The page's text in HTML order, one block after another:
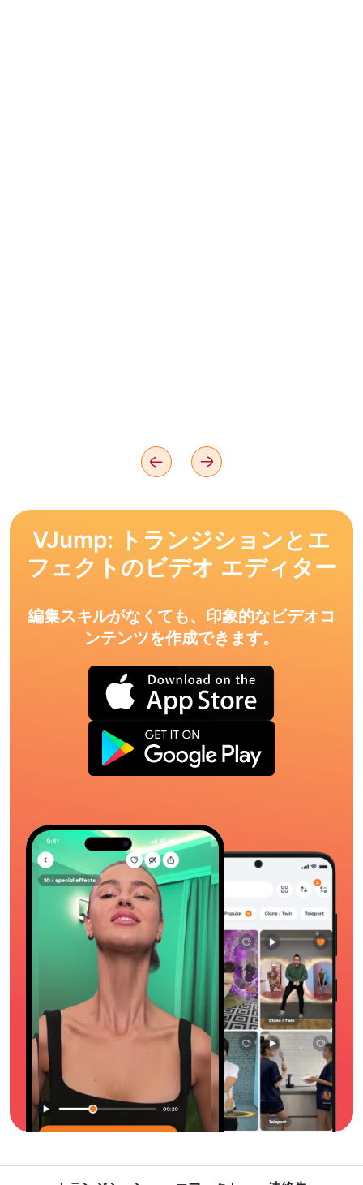
VJump: トランジションとエ
フェクトのビデオ エディター
編集スキルがなくても、印象的なビデオコ
ンテンツを作成できます。